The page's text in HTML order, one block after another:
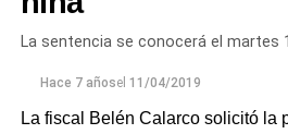
La sentencia se conocerá el martes
Hace 7 añosel 11/04/2019
La fiscal Belén Calarco solicitó la